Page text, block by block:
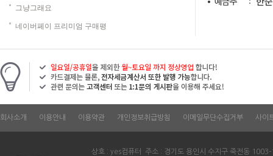
그냥그래요
네이버페이 프리미엄 구매평
회사소개 이용안내 이용약관 개인정보취급방침 이메일무단수집거부 사이
상호 : yes컴퓨터 주소 : 경기도 용인시 수지구 죽전동